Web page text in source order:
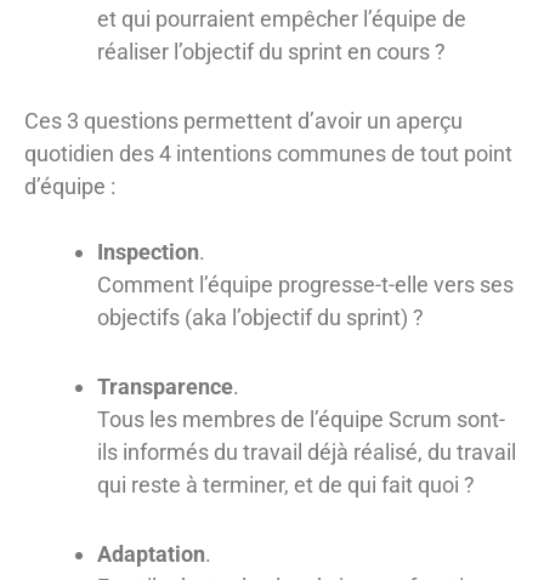
et qui pourraient empêcher l’équipe de
réaliser l’objectif du sprint en cours ?
Ces 3 questions permettent d’avoir un aperçu
quotidien des 4 intentions communes de tout point
d’équipe :
Inspection.
Comment l’équipe progresse-t-elle vers ses
objectifs (aka l’objectif du sprint) ?
Transparence.
Tous les membres de l’équipe Scrum sont-
ils informés du travail déjà réalisé, du travail
qui reste à terminer, et de qui fait quoi ?
Adaptation.